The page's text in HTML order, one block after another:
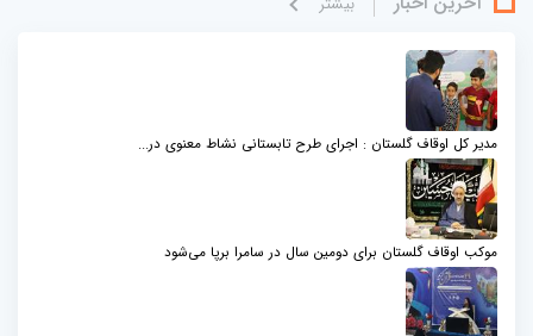
مدیر کل اوقاف گلستان : اجرای طرح تابستانی نشاط معنوی در...
موکب اوقاف گلستان برای دومین سال در سامرا برپا می‌شود